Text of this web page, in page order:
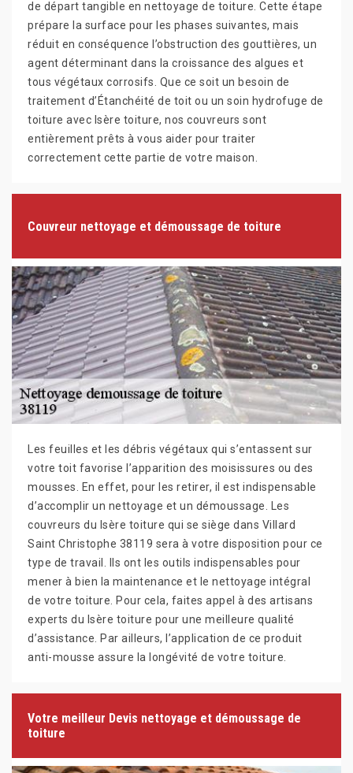
de départ tangible en nettoyage de toiture. Cette étape
prépare la surface pour les phases suivantes, mais
réduit en conséquence l’obstruction des gouttières, un
agent déterminant dans la croissance des algues et
tous végétaux corrosifs. Que ce soit un besoin de
traitement d’Étanchéité de toit ou un soin hydrofuge de
toiture avec Isère toiture, nos couvreurs sont
entièrement prêts à vous aider pour traiter
correctement cette partie de votre maison.
Couvreur nettoyage et démoussage de toiture
Les feuilles et les débris végétaux qui s’entassent sur
votre toit favorise l’apparition des moisissures ou des
mousses. En effet, pour les retirer, il est indispensable
d’accomplir un nettoyage et un démoussage. Les
couvreurs du Isère toiture qui se siège dans Villard
Saint Christophe 38119 sera à votre disposition pour ce
type de travail. Ils ont les outils indispensables pour
mener à bien la maintenance et le nettoyage intégral
de votre toiture. Pour cela, faites appel à des artisans
experts du Isère toiture pour une meilleure qualité
d’assistance. Par ailleurs, l’application de ce produit
anti-mousse assure la longévité de votre toiture.
Votre meilleur Devis nettoyage et démoussage de
toiture